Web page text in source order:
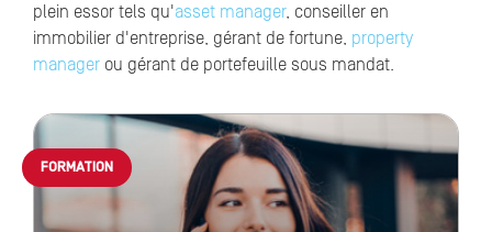
plein essor tels qu'asset manager, conseiller en
immobilier d'entreprise, gérant de fortune, property
manager ou gérant de portefeuille sous mandat.
FORMATION